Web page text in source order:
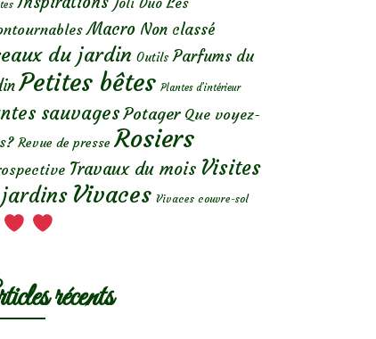
Macro Non classé
du jardin Outils Parfums du
Petites bêtes Plantes d’intérieur
sauvages Potager Que voyez-
Revue de presse Rosiers
Travaux du mois Visites
Vivaces Vivaces couvre-sol
récents